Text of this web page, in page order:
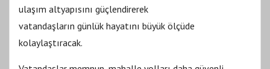
ulaşım altyapısını güçlendirerek
vatandaşların günlük hayatını büyük ölçüde
kolaylaştıracak.